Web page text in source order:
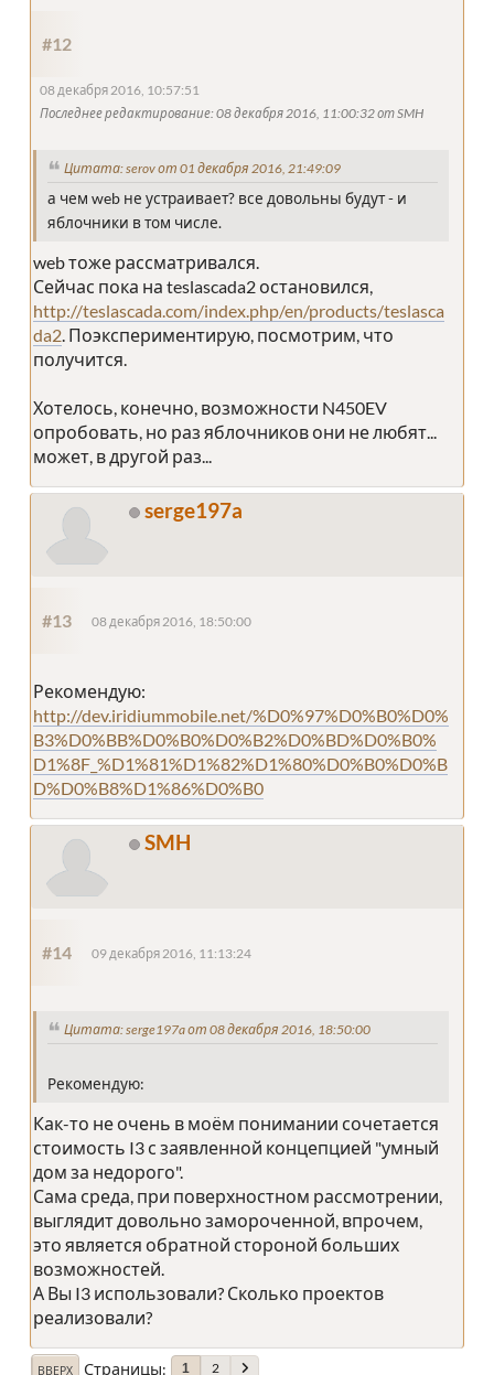
#12
08 декабря 2016, 10:57:51
Последнее редактирование: 08 декабря 2016, 11:00:32 от SMH
Цитата: serov от 01 декабря 2016, 21:49:09
а чем web не устраивает? все довольны будут - и
яблочники в том числе.
web тоже рассматривался.
Сейчас пока на teslascada2 остановился,
http://teslascada.com/index.php/en/products/teslasca
da2. Поэкспериментирую, посмотрим, что
получится.
Хотелось, конечно, возможности N450EV
опробовать, но раз яблочников они не любят...
может, в другой раз...
serge197a
#13 08 декабря 2016, 18:50:00
Рекомендую:
http://dev.iridiummobile.net/%D0%97%D0%B0%D0%
B3%D0%BB%D0%B0%D0%B2%D0%BD%D0%B0%
D1%8F_%D1%81%D1%82%D1%80%D0%B0%D0%B
D%D0%B8%D1%86%D0%B0
SMH
#14 09 декабря 2016, 11:13:24
Цитата: serge197a от 08 декабря 2016, 18:50:00
Рекомендую:
Как-то не очень в моём понимании сочетается
стоимость I3 с заявленной концепцией "умный
дом за недорого".
Сама среда, при поверхностном рассмотрении,
выглядит довольно замороченной, впрочем,
это является обратной стороной больших
возможностей.
А Вы I3 использовали? Сколько проектов
реализовали?
ВВЕРХ Страницы 1 2